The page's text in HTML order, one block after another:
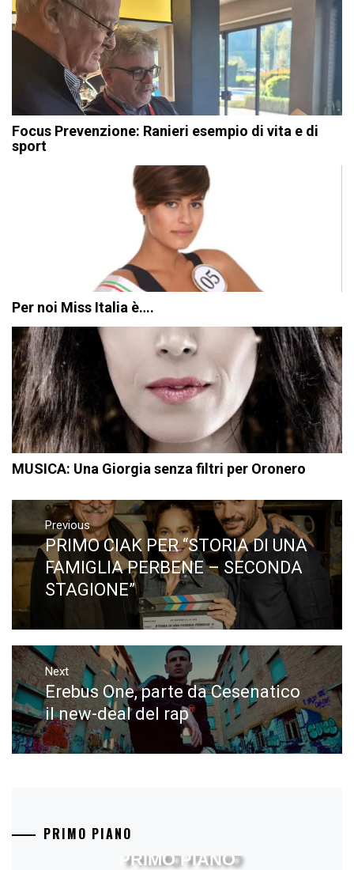
Focus Prevenzione: Ranieri esempio di vita e di
sport
Per noi Miss Italia è….
MUSICA: Una Giorgia senza filtri per Oronero
Navigazione
articoli
Previous
Previous
post:
PRIMO CIAK PER “STORIA DI UNA
FAMIGLIA PERBENE – SECONDA
STAGIONE”
Next
Next
post:
Erebus One, parte da Cesenatico
il new-deal del rap
PRIMO PIANO
PRIMO PIANO